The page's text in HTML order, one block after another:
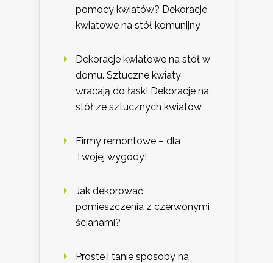
pomocy kwiatów? Dekoracje
kwiatowe na stół komunijny
Dekoracje kwiatowe na stół w
domu. Sztuczne kwiaty
wracają do łask! Dekoracje na
stół ze sztucznych kwiatów
Firmy remontowe – dla
Twojej wygody!
Jak dekorować
pomieszczenia z czerwonymi
ścianami?
Proste i tanie sposoby na